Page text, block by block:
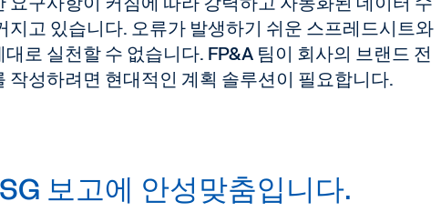
지고 있습니다. 오류가 발생하기 쉬운 스프레드시트와
로 실천할 수 없습니다. FP&A 팀이 회사의 브랜드 전
작성하려면 현대적인 계획 솔루션이 필요합니다.
보고에 안성맞춤입니다.